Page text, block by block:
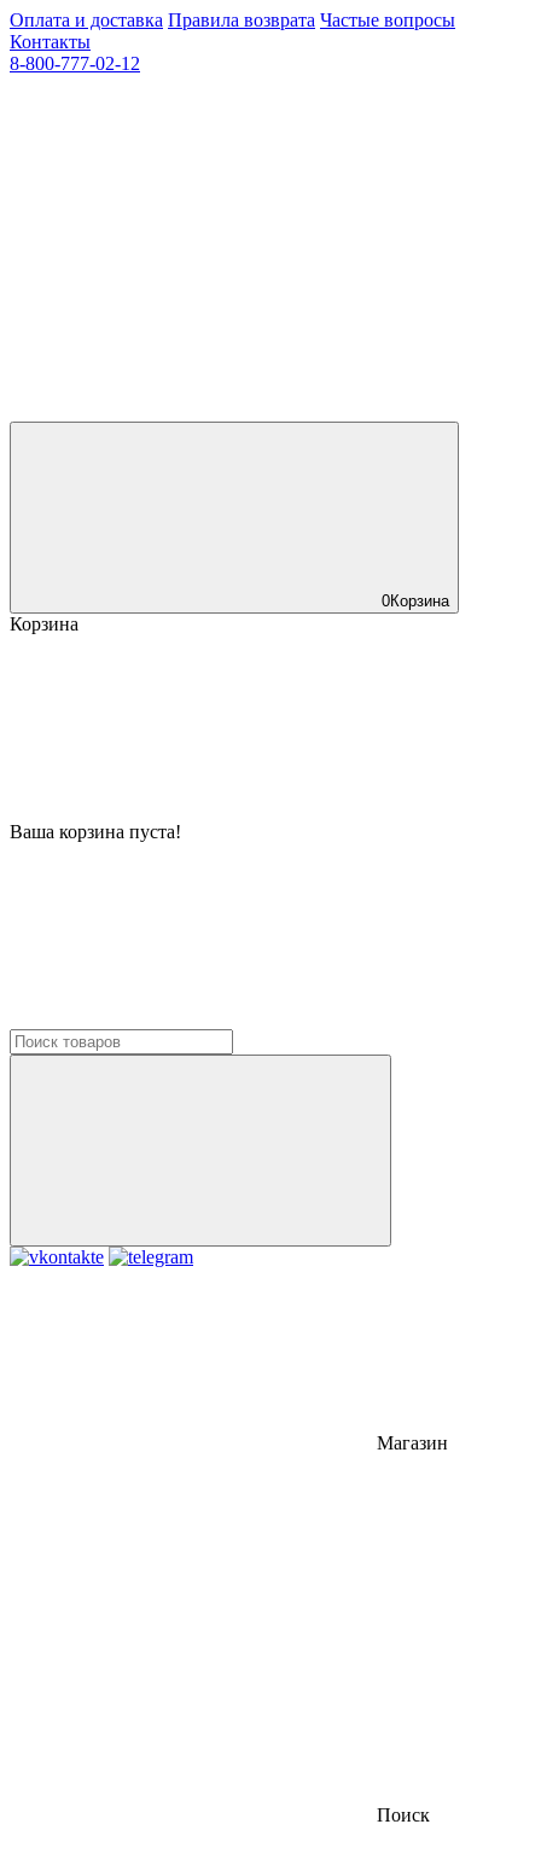
Оплата и доставка Правила возврата Частые вопросы
Контакты
8-800-777-02-12
0Корзина
Корзина
Ваша корзина пуста!
Магазин
Поиск